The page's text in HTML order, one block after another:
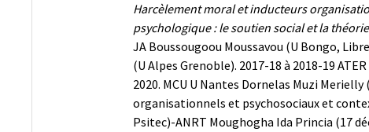
Harcèlement moral et inducteurs
psychologique : le soutien social et la
JA Boussougoou Moussavou (U Bongo,
(U Alpes Grenoble). 2017-18 à 2018-19
2020. MCU U Nantes Dornelas Muzi
organisationnels et psychosociaux et
Psitec)-ANRT Moughogha Ida Princia (17